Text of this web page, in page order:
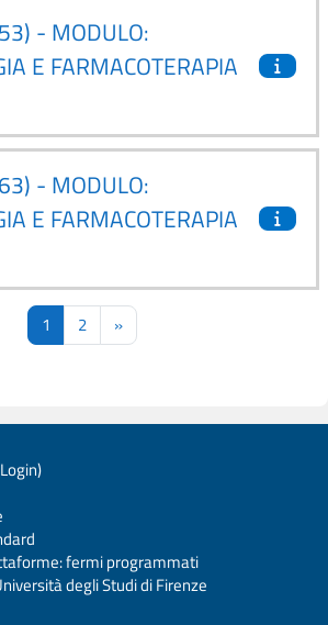
- MODULO:
E FARMACOTERAPIA
- MODULO:
E FARMACOTERAPIA
1 Pagina 1
2Pagina 2
»Pagina successiva
Login)
fermi programmati
degli Studi di Firenze